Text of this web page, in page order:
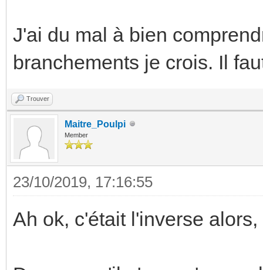
J'ai du mal à bien
branchements je crois. Il
Trouver
Maitre_Poulpi
Member
23/10/2019, 17:16:55
Ah ok, c'était l'inverse